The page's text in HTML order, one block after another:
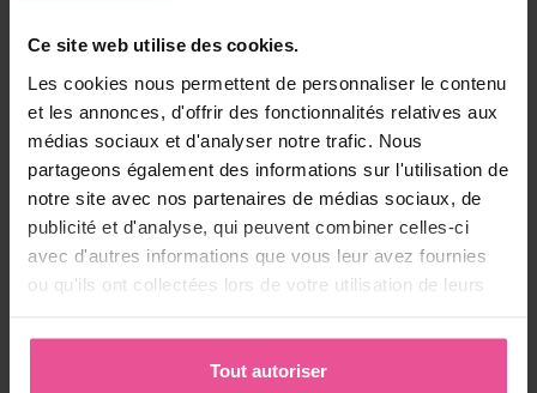
Ce site web utilise des cookies.
Les cookies nous permettent de personnaliser le contenu
et les annonces, d'offrir des fonctionnalités relatives aux
médias sociaux et d'analyser notre trafic. Nous
partageons également des informations sur l'utilisation de
notre site avec nos partenaires de médias sociaux, de
publicité et d'analyse, qui peuvent combiner celles-ci
avec d'autres informations que vous leur avez fournies
ou qu'ils ont collectées lors de votre utilisation de leurs
Tout autoriser
Produit mentionné dans la
réponse :